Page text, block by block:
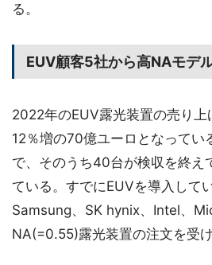
る。
EUV顧客5社から高NAモデ
2022年のEUV露光装置の売り上
12％増の70億ユーロとなってい
で、そのうち40台が検収を終え
ている。すでにEUVを導入して
Samsung、SK hynix、Intel、
NA(=0.55)露光装置の注文を受け